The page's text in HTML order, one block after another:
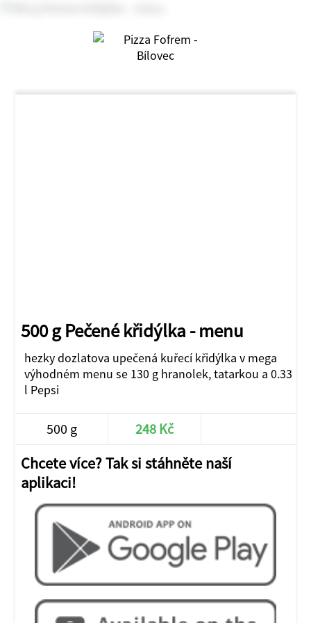
500 g Pečené křidýlka - menu
hezky dozlatova upečená kuřecí křidýlka v mega
výhodném menu se 130 g hranolek, tatarkou a 0.33
l Pepsi
500 g 248 Kč
Chcete více? Tak si stáhněte naší
aplikaci!